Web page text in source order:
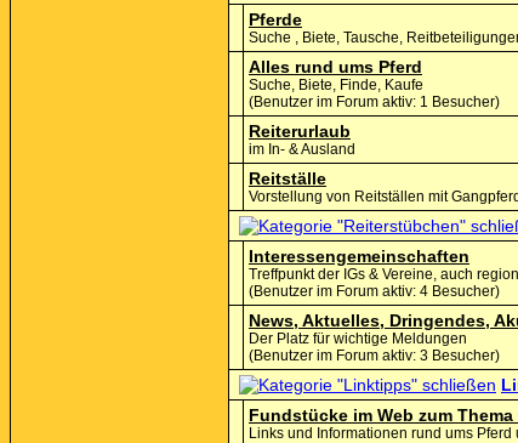
Pferde
Suche , Biete, Tausche,
Alles rund ums Pferd
Suche, Biete, Finde, Kaufe
(Benutzer im Forum aktiv: 1 Besucher)
Reiterurlaub
im In- & Ausland
Reitställe
Vorstellung von Reitställen mit
Interessengemeinschaften
Treffpunkt der IGs & Vereine, auch
(Benutzer im Forum aktiv: 4 Besucher)
News, Aktuelles, Dringendes,
Der Platz für wichtige Meldungen
(Benutzer im Forum aktiv: 3 Besucher)
Fundstücke im Web zum
Links und Informationen rund ums Pferd